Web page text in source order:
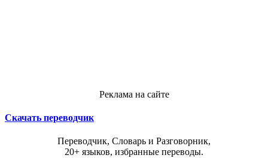
Реклама на сайте
Скачать переводчик
Переводчик, Словарь и Разговорник,
20+ языков, избранные переводы.